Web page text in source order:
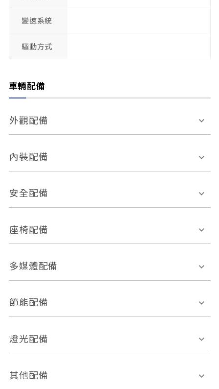
變速系統
驅動方式
車輛配備
外觀配備
電動天窗
後視鏡方向指示燈
內裝配備
多功能方向盤
恆溫空調
安全配備
前座正面氣囊
ABS防鎖死
車道偏離警示
自動停車系統 盲點偵測系統
倒車雷達
座椅配備
皮椅
多媒體配備
外部音源接入
節能配備
引擎啟閉系統
燈光配備
感應頭燈
其他配備